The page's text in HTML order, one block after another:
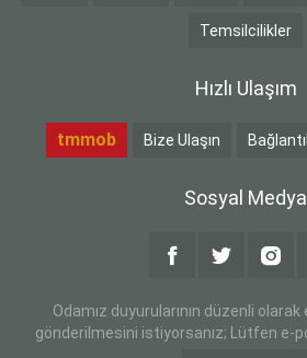
Temsilcilikler
Hızlı Ulaşım
tmmob Bize Ulaşın
Sosyal Medya
Odamız duyurularının düzenli
gönderilmesini istiyorsanız; Lütfen e-